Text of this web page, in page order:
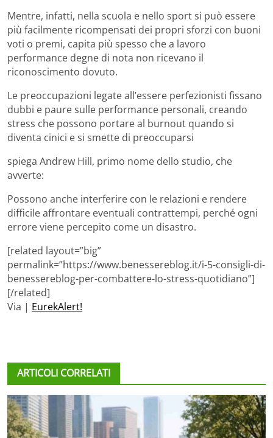
Mentre, infatti, nella scuola e nello sport si può essere
più facilmente ricompensati dei propri sforzi con buoni
voti o premi, capita più spesso che a lavoro
performance degne di nota non ricevano il
riconoscimento dovuto.
Le preoccupazioni legate all’essere perfezionisti fissano
dubbi e paure sulle performance personali, creando
stress che possono portare al burnout quando si
diventa cinici e si smette di preoccuparsi
spiega Andrew Hill, primo nome dello studio, che
avverte:
Possono anche interferire con le relazioni e rendere
difficile affrontare eventuali contrattempi, perché ogni
errore viene percepito come un disastro.
[related layout=”big”
permalink=”https://www.benessereblog.it/i-5-consigli-di-
benessereblog-per-combattere-lo-stress-quotidiano”]
[/related]
Via | EurekAlert!
ARTICOLI CORRELATI